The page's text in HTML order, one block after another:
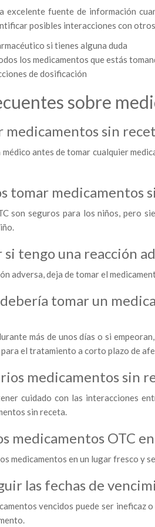
excelente fuente de información
posibles interacciones con
si tienes alguna duda
los medicamentos que estás
de dosificación
sobre
medicamentos sin
antes de tomar cualquier
tomar medicamentos
son seguros para los niños, pero
si tengo una reacción
adversa, deja de tomar el
tomar un
más de unos días o si
el tratamiento a corto plazo de
medicamentos sin
cuidado con las interacciones
sin receta.
medicamentos OTC
medicamentos en un lugar fresco y
las fechas de
vencidos puede ser